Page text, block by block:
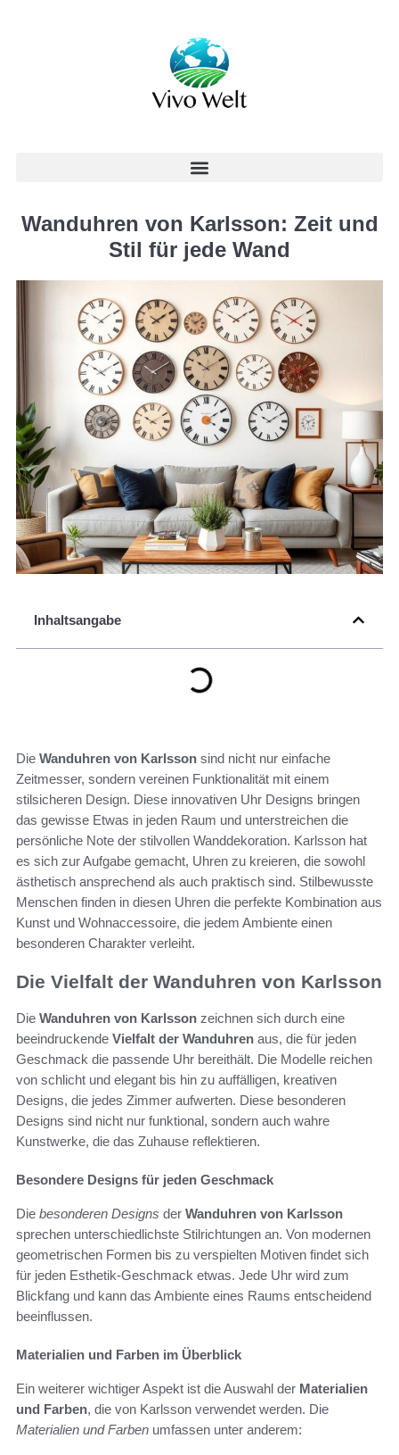
Wanduhren von Karlsson: Zeit und
Stil für jede Wand
Inhaltsangabe
Die Wanduhren von Karlsson sind nicht nur einfache
Zeitmesser, sondern vereinen Funktionalität mit einem
stilsicheren Design. Diese innovativen Uhr Designs bringen
das gewisse Etwas in jeden Raum und unterstreichen die
persönliche Note der stilvollen Wanddekoration. Karlsson hat
es sich zur Aufgabe gemacht, Uhren zu kreieren, die sowohl
ästhetisch ansprechend als auch praktisch sind. Stilbewusste
Menschen finden in diesen Uhren die perfekte Kombination aus
Kunst und Wohnaccessoire, die jedem Ambiente einen
besonderen Charakter verleiht.
Die Vielfalt der Wanduhren von Karlsson
Die Wanduhren von Karlsson zeichnen sich durch eine
beeindruckende Vielfalt der Wanduhren aus, die für jeden
Geschmack die passende Uhr bereithält. Die Modelle reichen
von schlicht und elegant bis hin zu auffälligen, kreativen
Designs, die jedes Zimmer aufwerten. Diese besonderen
Designs sind nicht nur funktional, sondern auch wahre
Kunstwerke, die das Zuhause reflektieren.
Besondere Designs für jeden Geschmack
Die besonderen Designs der Wanduhren von Karlsson
sprechen unterschiedlichste Stilrichtungen an. Von modernen
geometrischen Formen bis zu verspielten Motiven findet sich
für jeden Esthetik-Geschmack etwas. Jede Uhr wird zum
Blickfang und kann das Ambiente eines Raums entscheidend
beeinflussen.
Materialien und Farben im Überblick
Ein weiterer wichtiger Aspekt ist die Auswahl der Materialien
und Farben, die von Karlsson verwendet werden. Die
Materialien und Farben umfassen unter anderem: